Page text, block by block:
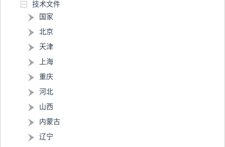
技术文件
国家
北京
天津
上海
重庆
河北
山西
内蒙古
辽宁